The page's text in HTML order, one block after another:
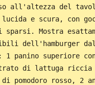
all'altezza del
e scura, con
sparsi. Mostra
dell'hamburger
panino superiore con
di lattuga riccia
pomodoro rosso, 2